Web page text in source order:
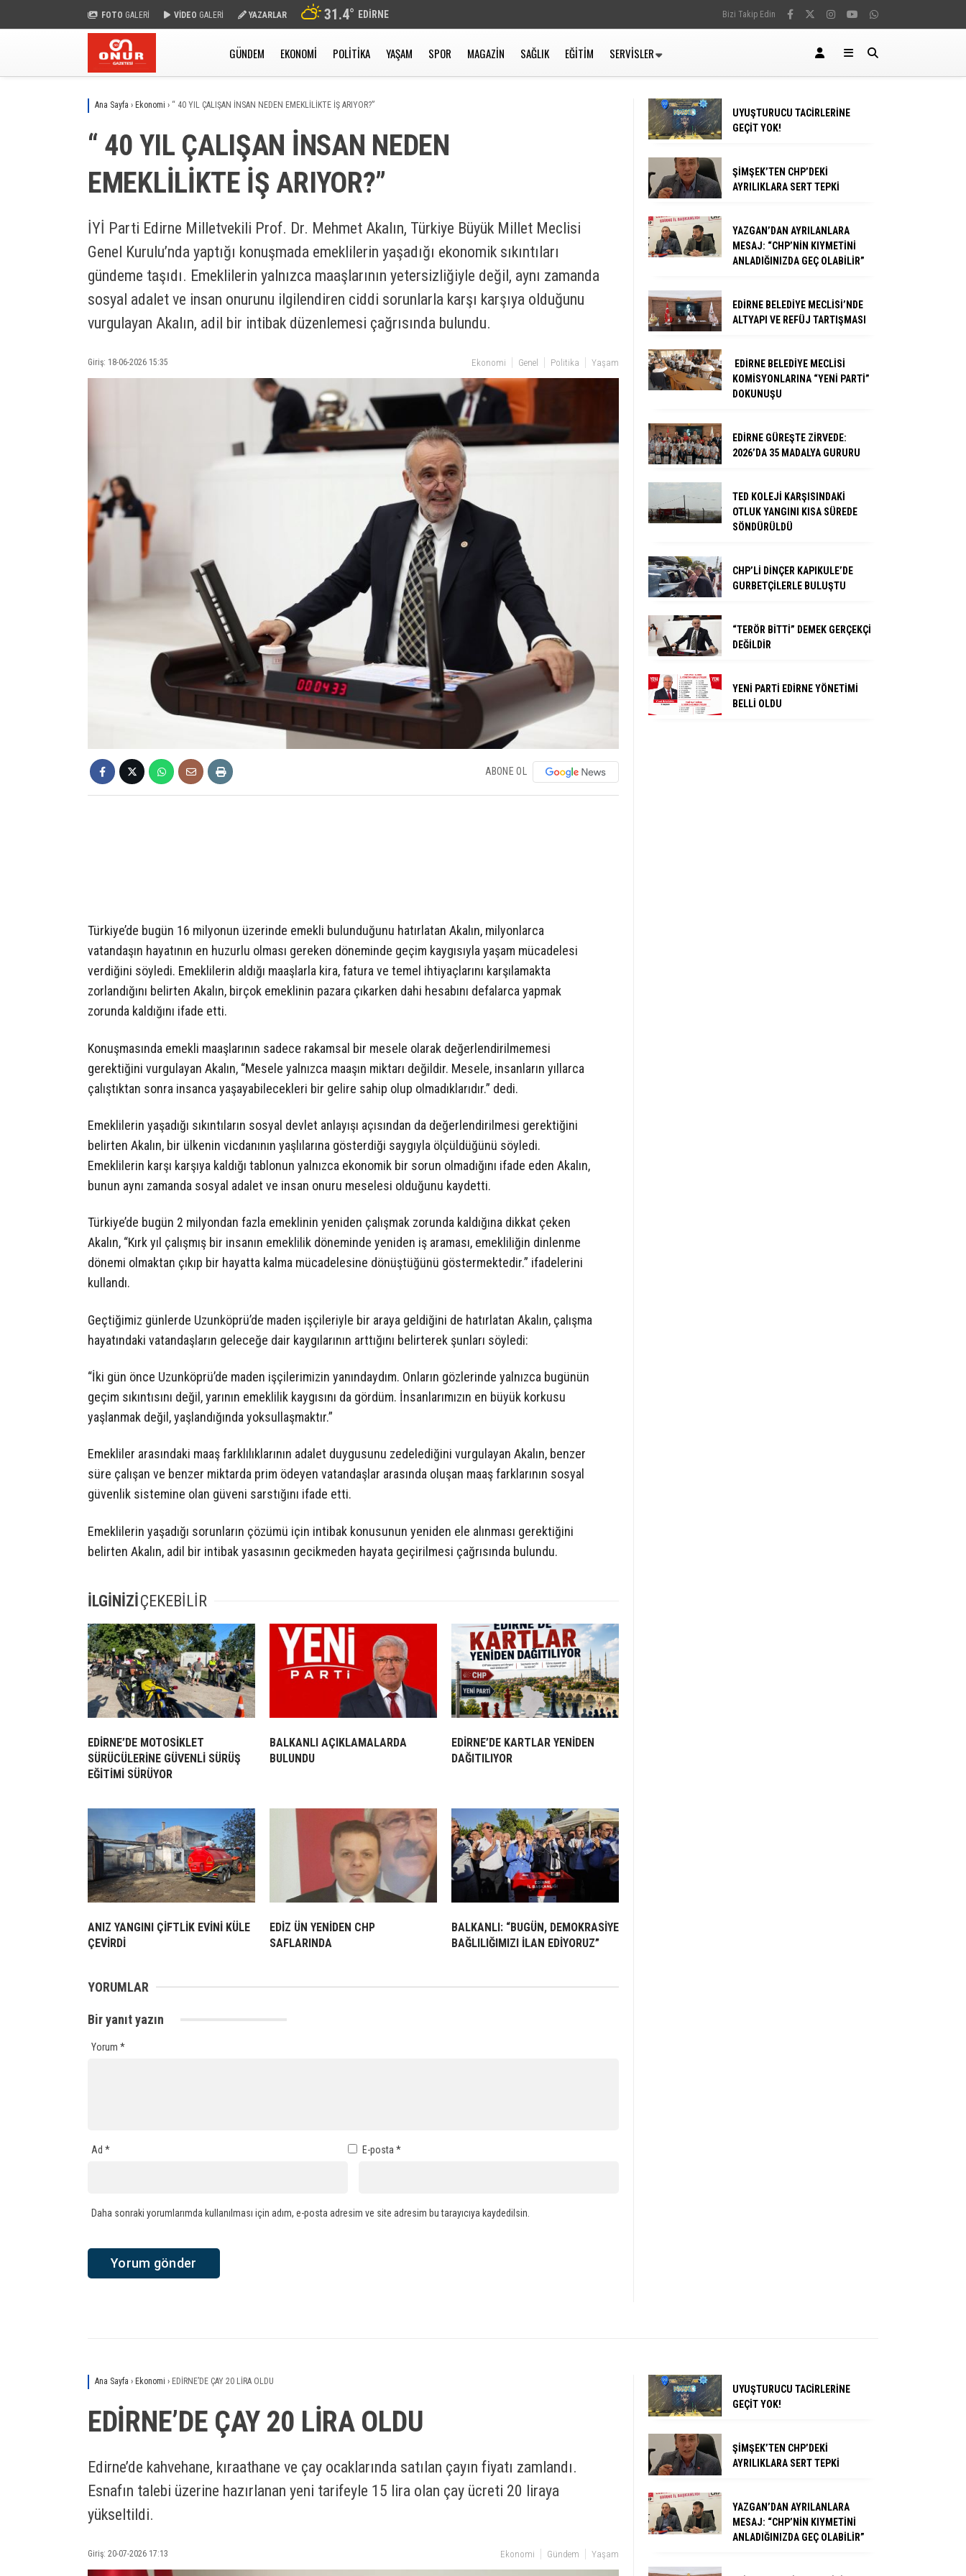
FOTO GALERİ VİDEO GALERİ YAZARLAR 31.4° EDIRNE Bizi Takip Edin
GÜNDEM EKONOMI POLITIKA YAŞAM SPOR MAGAZIN SAĞLIK EĞITIM SERVISLER
Ana Sayfa › Ekonomi › “ 40 YIL ÇALIŞAN İNSAN NEDEN EMEKLİLİKTE İŞ ARIYOR?”
“ 40 YIL ÇALIŞAN İNSAN NEDEN
EMEKLİLİKTE İŞ ARIYOR?”
İYİ Parti Edirne Milletvekili Prof. Dr. Mehmet Akalın, Türkiye Büyük Millet Meclisi
Genel Kurulu’nda yaptığı konuşmada emeklilerin yaşadığı ekonomik sıkıntıları
gündeme taşıdı. Emeklilerin yalnızca maaşlarının yetersizliğiyle değil, aynı zamanda
sosyal adalet ve insan onurunu ilgilendiren ciddi sorunlarla karşı karşıya olduğunu
vurgulayan Akalın, adil bir intibak düzenlemesi çağrısında bulundu.
Giriş: 18-06-2026 15:35 Ekonomi Genel Politika Yaşam
ABONE OL
Türkiye’de bugün 16 milyonun üzerinde emekli bulunduğunu hatırlatan Akalın, milyonlarca
vatandaşın hayatının en huzurlu olması gereken döneminde geçim kaygısıyla yaşam mücadelesi
verdiğini söyledi. Emeklilerin aldığı maaşlarla kira, fatura ve temel ihtiyaçlarını karşılamakta
zorlandığını belirten Akalın, birçok emeklinin pazara çıkarken dahi hesabını defalarca yapmak
zorunda kaldığını ifade etti.
Konuşmasında emekli maaşlarının sadece rakamsal bir mesele olarak değerlendirilmemesi
gerektiğini vurgulayan Akalın, “Mesele yalnızca maaşın miktarı değildir. Mesele, insanların yıllarca
çalıştıktan sonra insanca yaşayabilecekleri bir gelire sahip olup olmadıklarıdır.” dedi.
Emeklilerin yaşadığı sıkıntıların sosyal devlet anlayışı açısından da değerlendirilmesi gerektiğini
belirten Akalın, bir ülkenin vicdanının yaşlılarına gösterdiği saygıyla ölçüldüğünü söyledi.
Emeklilerin karşı karşıya kaldığı tablonun yalnızca ekonomik bir sorun olmadığını ifade eden Akalın,
bunun aynı zamanda sosyal adalet ve insan onuru meselesi olduğunu kaydetti.
Türkiye’de bugün 2 milyondan fazla emeklinin yeniden çalışmak zorunda kaldığına dikkat çeken
Akalın, “Kırk yıl çalışmış bir insanın emeklilik döneminde yeniden iş araması, emekliliğin dinlenme
dönemi olmaktan çıkıp bir hayatta kalma mücadelesine dönüştüğünü göstermektedir.” ifadelerini
kullandı.
Geçtiğimiz günlerde Uzunköprü’de maden işçileriyle bir araya geldiğini de hatırlatan Akalın, çalışma
hayatındaki vatandaşların geleceğe dair kaygılarının arttığını belirterek şunları söyledi:
“İki gün önce Uzunköprü’de maden işçilerimizin yanındaydım. Onların gözlerinde yalnızca bugünün
geçim sıkıntısını değil, yarının emeklilik kaygısını da gördüm. İnsanlarımızın en büyük korkusu
yaşlanmak değil, yaşlandığında yoksullaşmaktır.”
Emekliler arasındaki maaş farklılıklarının adalet duygusunu zedelediğini vurgulayan Akalın, benzer
süre çalışan ve benzer miktarda prim ödeyen vatandaşlar arasında oluşan maaş farklarının sosyal
güvenlik sistemine olan güveni sarstığını ifade etti.
Emeklilerin yaşadığı sorunların çözümü için intibak konusunun yeniden ele alınması gerektiğini
belirten Akalın, adil bir intibak yasasının gecikmeden hayata geçirilmesi çağrısında bulundu.
İLGİNİZİÇEKEBİLİR
EDİRNE’DE MOTOSİKLET
SÜRÜCÜLERİNE GÜVENLİ SÜRÜŞ
EĞİTİMİ SÜRÜYOR
BALKANLI AÇIKLAMALARDA
BULUNDU
EDİRNE’DE KARTLAR YENİDEN
DAĞITILIYOR
ANIZ YANGINI ÇİFTLİK EVİNİ KÜLE
ÇEVİRDİ
EDİZ ÜN YENİDEN CHP
SAFLARINDA
BALKANLI: “BUGÜN, DEMOKRASİYE
BAĞLILIĞIMIZI İLAN EDİYORUZ”
YORUMLAR
Bir yanıt yazın
Yorum *
Ad * E-posta *
Daha sonraki yorumlarımda kullanılması için adım, e-posta adresim ve site adresim bu tarayıcıya kaydedilsin.
UYUŞTURUCU TACİRLERİNE
GEÇİT YOK!
ŞİMŞEK’TEN CHP’DEKİ
AYRILIKLARA SERT TEPKİ
YAZGAN’DAN AYRILANLARA
MESAJ: “CHP’NİN KIYMETİNİ
ANLADIĞINIZDA GEÇ OLABİLİR”
EDİRNE BELEDİYE MECLİSİ’NDE
ALTYAPI VE REFÜJ TARTIŞMASI
EDİRNE BELEDİYE MECLİSİ
KOMİSYONLARINA “YENİ PARTİ”
DOKUNUŞU
EDİRNE GÜREŞTE ZİRVEDE:
2026’DA 35 MADALYA GURURU
TED KOLEJİ KARŞISINDAKİ
OTLUK YANGINI KISA SÜREDE
SÖNDÜRÜLDÜ
CHP’Lİ DİNÇER KAPIKULE’DE
GURBETÇİLERLE BULUŞTU
“TERÖR BİTTİ” DEMEK GERÇEKÇİ
DEĞİLDİR
YENİ PARTİ EDİRNE YÖNETİMİ
BELLİ OLDU
Ana Sayfa › Ekonomi › EDİRNE’DE ÇAY 20 LİRA OLDU
EDİRNE’DE ÇAY 20 LİRA OLDU
Edirne’de kahvehane, kıraathane ve çay ocaklarında satılan çayın fiyatı zamlandı.
Esnafın talebi üzerine hazırlanan yeni tarifeyle 15 lira olan çay ücreti 20 liraya
yükseltildi.
Giriş: 20-07-2026 17:13 Ekonomi Gündem Yaşam
UYUŞTURUCU TACİRLERİNE
GEÇİT YOK!
ŞİMŞEK’TEN CHP’DEKİ
AYRILIKLARA SERT TEPKİ
YAZGAN’DAN AYRILANLARA
MESAJ: “CHP’NİN KIYMETİNİ
ANLADIĞINIZDA GEÇ OLABİLİR”